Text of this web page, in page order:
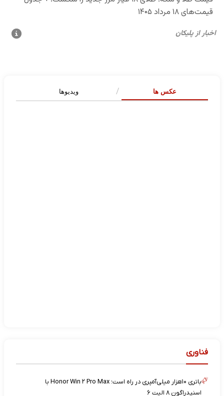
عکس ها ویدیوها
فناوری
باتری ۱۰هزار میلی‌آمپری در راه است؛ Honor Win ۲ Pro Max با
اسنپدراگون ۸ الیت ۶